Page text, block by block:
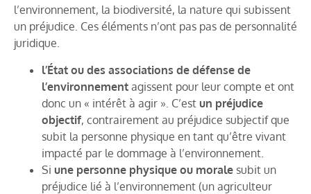
l’environnement, la biodiversité, la nature qui subissent
un préjudice. Ces éléments n’ont pas pas de personnalité
juridique.
l’État ou des associations de défense de
l’environnement agissent pour leur compte et ont
donc un « intérêt à agir ». C’est un préjudice
objectif, contrairement au préjudice subjectif que
subit la personne physique en tant qu’être vivant
impacté par le dommage à l’environnement.
Si une personne physique ou morale subit un
préjudice lié à l’environnement (un agriculteur